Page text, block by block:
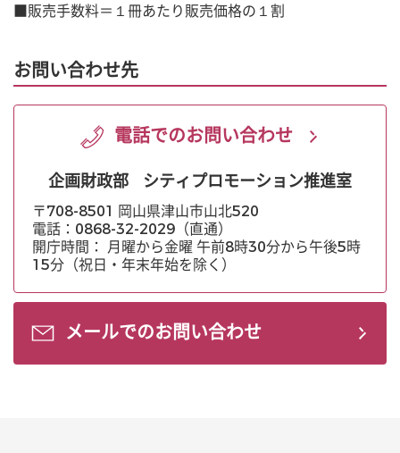
■販売手数料＝１冊あたり販売価格の１割
お問い合わせ先
電話でのお問い合わせ
企画財政部 シティプロモーション推進室
〒708-8501 岡山県津山市山北520
電話：0868-32-2029（直通）
開庁時間： 月曜から金曜 午前8時30分から午後5時
15分（祝日・年末年始を除く）
メールでのお問い合わせ